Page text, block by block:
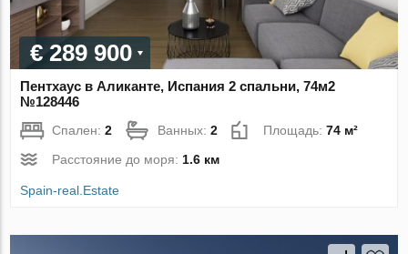
€ 289 900
Пентхаус в Аликанте, Испания 2 спальни, 74м2
№128446
Спален:2 Ванных:2 Площадь:74 м²
Расстояние до моря: 1.6 км
Spain-real.Estate